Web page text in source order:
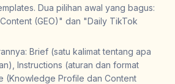
Dua pilihan awal yang bagus:
(GEO)" dan "Daily TikTok
Brief (satu kalimat tentang apa
Instructions (aturan dan format
(Knowledge Profile dan Content